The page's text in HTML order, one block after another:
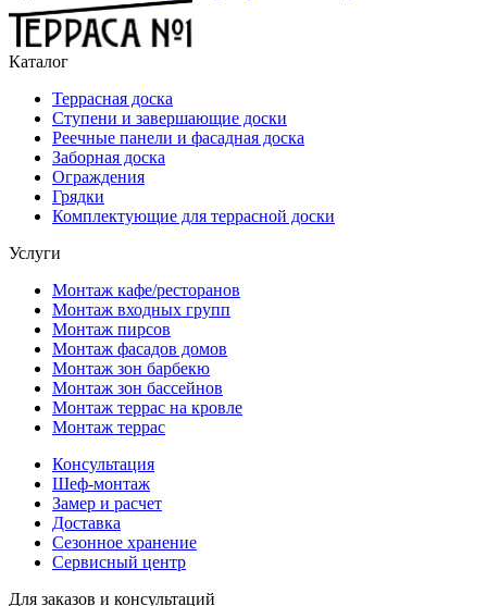
Каталог
Террасная доска
Ступени и завершающие доски
Реечные панели и фасадная доска
Заборная доска
Ограждения
Грядки
Комплектующие для террасной доски
Услуги
Монтаж кафе/ресторанов
Монтаж входных групп
Монтаж пирсов
Монтаж фасадов домов
Монтаж зон барбекю
Монтаж зон бассейнов
Монтаж террас на кровле
Монтаж террас
Консультация
Шеф-монтаж
Замер и расчет
Доставка
Сезонное хранение
Сервисный центр
Для заказов и консультаций